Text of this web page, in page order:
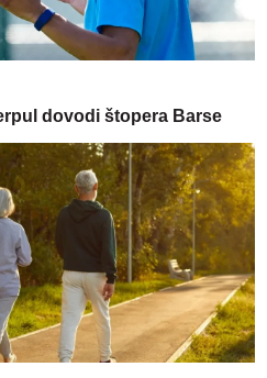
dovodi štopera Barse